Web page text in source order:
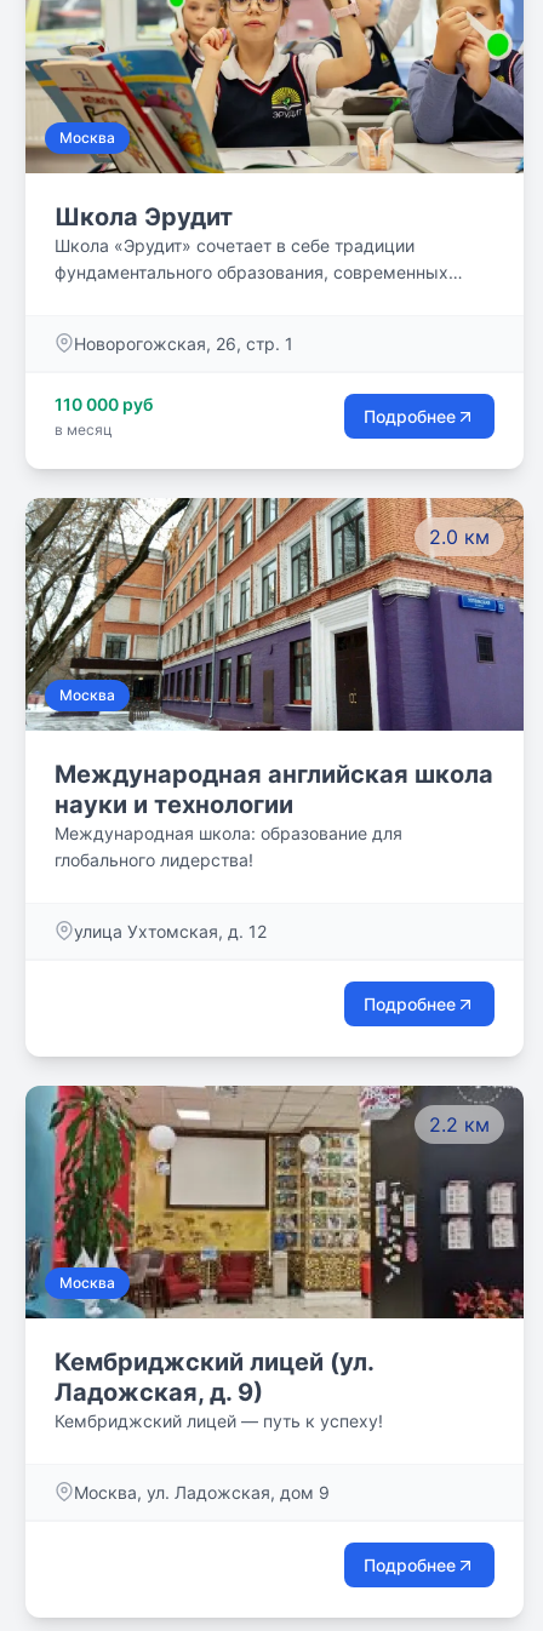
Москва
Школа Эрудит
Школа «Эрудит» сочетает в себе традиции
фундаментального образования, современных
Новорогожская, 26, стр. 1
110 000 руб
в месяц
Подробнее
2.0 км
Москва
Международная английская школа
науки и технологии
Международная школа: образование для
глобального лидерства!
улица Ухтомская, д. 12
Подробнее
2.2 км
Москва
Кембриджский лицей (ул.
Ладожская, д. 9)
Кембриджский лицей — путь к успеху!
Москва, ул. Ладожская, дом 9
Подробнее